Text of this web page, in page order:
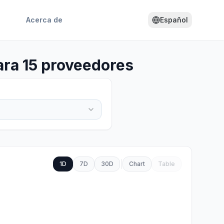
Acerca de Español
15 proveedores
1D 7D 30D Chart Table